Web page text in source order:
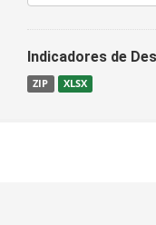
Indicadores de
ZIP XLSX